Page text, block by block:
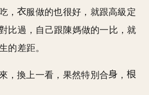
，
服做的也很好，就跟高級定
比過，自己跟陳媽做的一比，就
的差距。
，換上一看，果然特別合
，